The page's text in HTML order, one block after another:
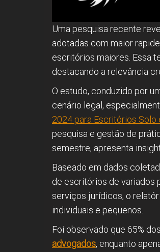
Uma pesquisa recente
adotadas com maior
escritórios maiores. Essa
destacando a relevância
O estudo, conduzido por
cenário legal,
2024 para Escritórios
pesquisa e gestão de
semestre, apresenta
Baseado em dados
de escritórios de variados
serviços jurídicos, o
individuais e pequenos.
Foi observado que 65%
advogados, enquanto